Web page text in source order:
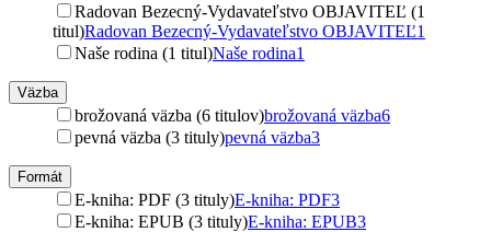
Radovan Bezecný-Vydavateľstvo OBJAVITEĽ (1
titul)Radovan Bezecný-Vydavateľstvo OBJAVITEĽ1
Naše rodina (1 titul)Naše rodina1
Väzba
brožovaná väzba (6 titulov)brožovaná väzba6
pevná väzba (3 tituly)pevná väzba3
Formát
E-kniha: PDF (3 tituly)E-kniha: PDF3
E-kniha: EPUB (3 tituly)E-kniha: EPUB3